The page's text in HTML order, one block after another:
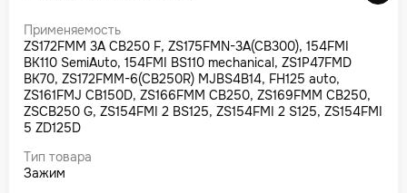
Применяемость
ZS172FMM 3A CB250 F, ZS175FMN-3A(CB300), 154FMI
BK110 SemiAuto, 154FMI BS110 mechanical, ZS1P47FMD
BK70, ZS172FMM-6(CB250R) MJBS4B14, FH125 auto,
ZS161FMJ CB150D, ZS166FMM CB250, ZS169FMM CB250,
ZSCB250 G, ZS154FMI 2 BS125, ZS154FMI 2 S125, ZS154FMI
5 ZD125D
Тип товара
Зажим